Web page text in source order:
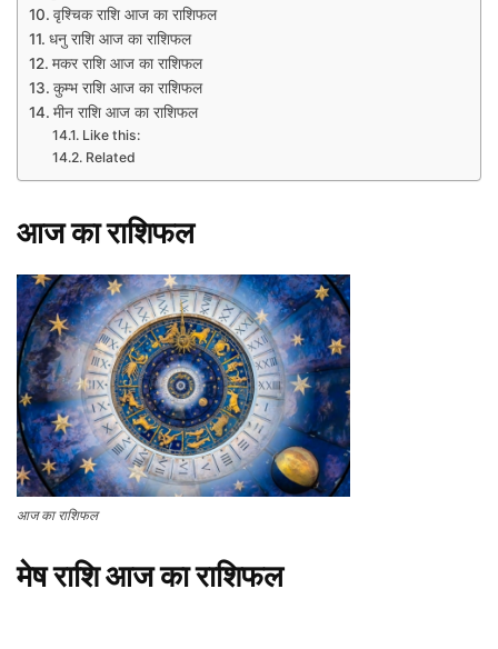
वृश्चिक राशि आज का राशिफल
धनु राशि आज का राशिफल
मकर राशि आज का राशिफल
कुम्भ राशि आज का राशिफल
मीन राशि आज का राशिफल
Like this:
Related
आजकाराशिफल
आज का राशिफल
मेषराशिआजकाराशिफल